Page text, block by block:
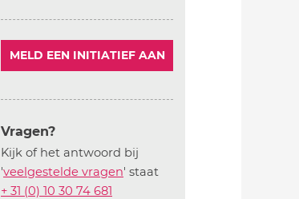
MELD EEN INITIATIEF AAN
Vragen?
Kijk of het antwoord bij
'veelgestelde vragen' staat
+ 31 (0) 10 30 74 681